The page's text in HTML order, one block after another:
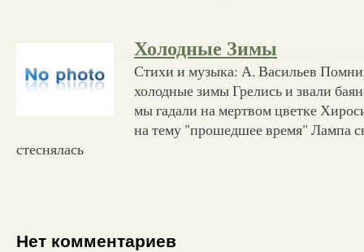
Холодные Зимы
Стихи и музыка: А. Васильев
холодные зимы Грелись и звали
мы гадали на мертвом цветке
на тему "прошедшее время" Лампа
стеснялась
Нет комментариев